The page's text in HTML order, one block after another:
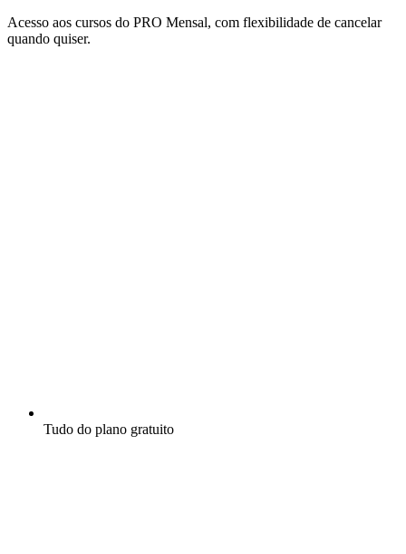
Acesso aos cursos do PRO Mensal, com flexibilidade de cancelar
quando quiser.
Tudo do plano gratuito